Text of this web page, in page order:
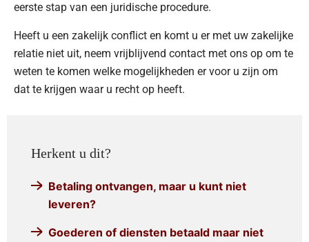
eerste stap van een juridische procedure.
Heeft u een zakelijk conflict en komt u er met uw zakelijke
relatie niet uit, neem vrijblijvend contact met ons op om te
weten te komen welke mogelijkheden er voor u zijn om
dat te krijgen waar u recht op heeft.
Herkent u dit?
Betaling ontvangen, maar u kunt niet
leveren?
Goederen of diensten betaald maar niet